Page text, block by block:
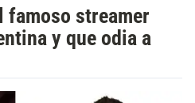
famoso streamer
y que odia a